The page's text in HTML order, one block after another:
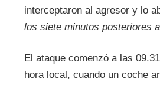
interceptaron al agresor y lo
los siete minutos posteriores
El ataque comenzó a las
hora local, cuando un coche